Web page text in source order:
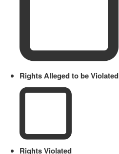
Rights Alleged to be Violated
Rights Violated